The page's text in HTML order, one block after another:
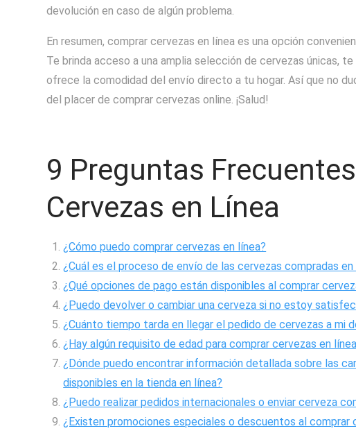
devolución en caso de algún problema.
En resumen, comprar cervezas en línea es una opción
Te brinda acceso a una amplia selección de cervezas únicas,
ofrece la comodidad del envío directo a tu hogar. Así que no
del placer de comprar cervezas online. ¡Salud!
9 Preguntas
Cervezas en Línea
¿Cómo puedo comprar cervezas en línea?
¿Cuál es el proceso de envío de las cervezas compradas en
¿Qué opciones de pago están disponibles al comprar
¿Puedo devolver o cambiar una cerveza si no estoy
¿Cuánto tiempo tarda en llegar el pedido de cervezas a mi
¿Hay algún requisito de edad para comprar cervezas en
¿Dónde puedo encontrar información detallada sobre las
disponibles en la tienda en línea?
¿Puedo realizar pedidos internacionales o enviar cerveza
¿Existen promociones especiales o descuentos al comprar